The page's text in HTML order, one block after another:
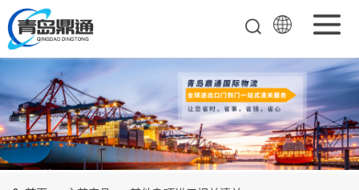
矿产品进口报关
清关
农副产品进口报
关清关
水产冻品进口报